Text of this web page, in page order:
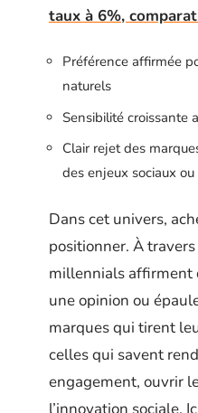
taux à 6%,
Préférence affirmée
naturels
Sensibilité croissante
Clair rejet des
des enjeux sociaux
Dans cet univers,
positionner. À
millennials affirment
une opinion ou
marques qui tirent
celles qui savent
engagement, ouvrir
l’innovation sociale.